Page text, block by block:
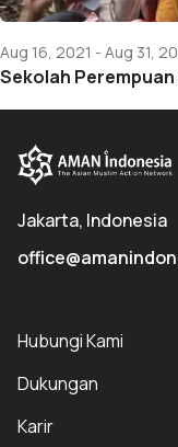
Aug 16, 2021 - Aug 31,
Sekolah
Jakarta, Indonesia
Hubungi Kami
Dukungan
Karir